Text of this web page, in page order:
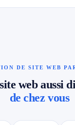
DE SITE WEB
web aussi
de chez vous